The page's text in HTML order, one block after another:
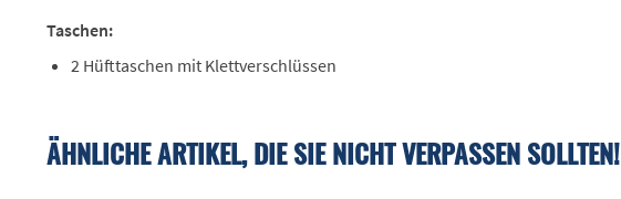
Taschen:
2 Hüfttaschen mit Klettverschlüssen
ÄHNLICHE ARTIKEL, DIE SIE NICHT VERPASSEN SOLLTEN!